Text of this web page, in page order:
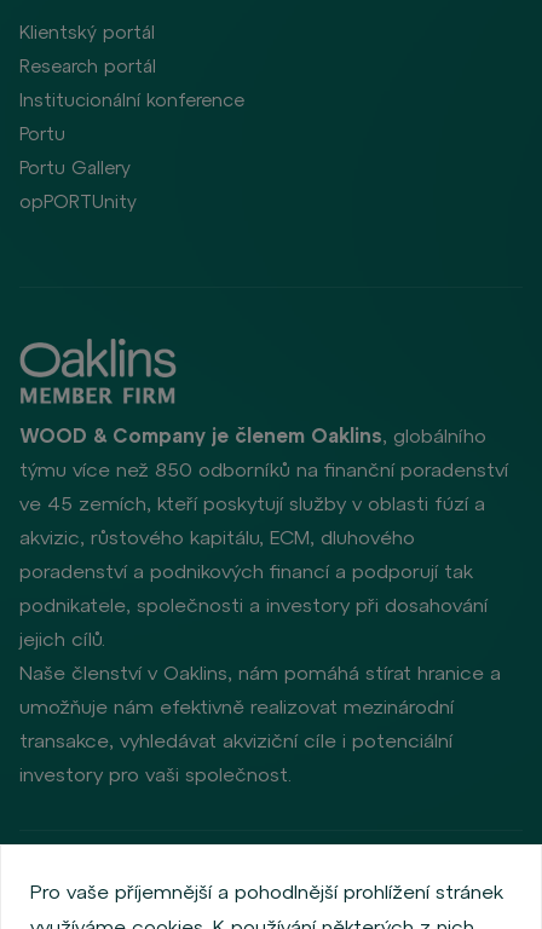
Klientský portál
Research portál
Institucionální konference
Portu
Portu Gallery
opPORTUnity
WOOD & Company je členem Oaklins, globálního
týmu více než 850 odborníků na finanční poradenství
ve 45 zemích, kteří poskytují služby v oblasti fúzí a
akvizic, růstového kapitálu, ECM, dluhového
poradenství a podnikových financí a podporují tak
podnikatele, společnosti a investory při dosahování
jejich cílů.
Naše členství v Oaklins, nám pomáhá stírat hranice a
umožňuje nám efektivně realizovat mezinárodní
transakce, vyhledávat akviziční cíle i potenciální
investory pro vaši společnost.
Zásady ochrany osobních údajů
Používání cookies
Informace o emitentech
Pro vaše příjemnější a pohodlnější prohlížení stránek